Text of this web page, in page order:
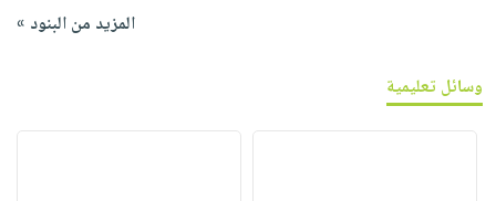
المزيد من البنود »
وسائل تعليمية